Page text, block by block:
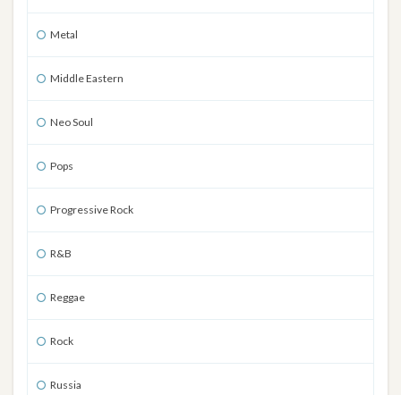
Metal
Middle Eastern
Neo Soul
Pops
Progressive Rock
R&B
Reggae
Rock
Russia